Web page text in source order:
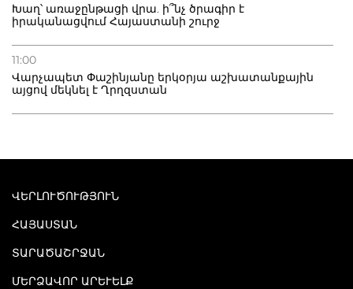
Խաղ՝ առաջընթացի վրա. ի՞նչ ծրագիր է
իրականացվում Հայաստանի շուրջ
11:00
Վարչապետ Փաշինյանը երկօրյա աշխատանքային
այցով մեկնել է Ղրղզստան
ՎԵՐԼՈՒԾՈՒԹՅՈՒՆ
ՀԱՅԱՍՏԱՆ
ՏԱՐԱԾԱՇՐՋԱՆ
ՄԵՐՁԱՎՈՐ ԱՐԵՒԵԼՔ